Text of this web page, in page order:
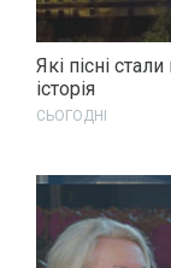
Які пісні
історія
СЬОГОДНІ